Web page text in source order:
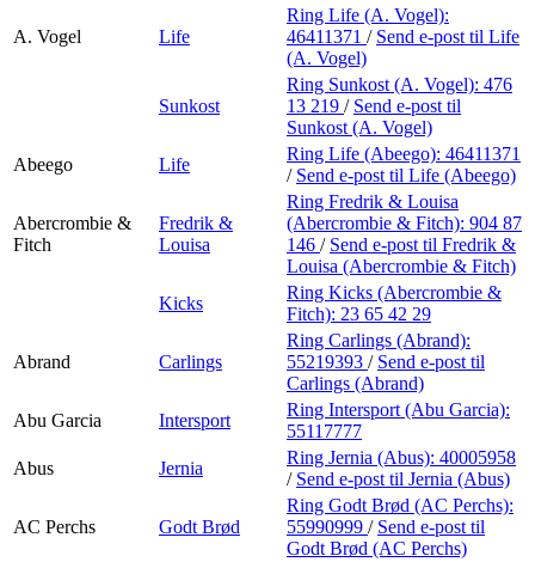
Gavekort
A. Vogel Life
Ring Life (A. Vogel):
46411371 / Send e-post til Life
(A. Vogel)
Sunkost
Ring Sunkost (A. Vogel): 476
13 219 / Send e-post til
Sunkost (A. Vogel)
Abeego
Life
Ring Life (Abeego): 46411371
/ Send e-post til Life (Abeego)
Abercrombie &
Fitch
Fredrik &
Louisa
Ring Fredrik & Louisa
(Abercrombie & Fitch): 904 87
146 / Send e-post til Fredrik &
Louisa (Abercrombie & Fitch)
Kicks
Ring Kicks (Abercrombie &
Fitch): 23 65 42 29
Abrand Carlings
Ring Carlings (Abrand):
55219393 / Send e-post til
Carlings (Abrand)
Abu Garcia
Intersport
Ring Intersport (Abu Garcia):
55117777
Abus
Jernia
Ring Jernia (Abus): 40005958
/ Send e-post til Jernia (Abus)
AC Perchs Godt Brød
Ring Godt Brød (AC Perchs):
55990999 / Send e-post til
Godt Brød (AC Perchs)